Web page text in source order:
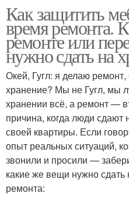
Как защитить
время ремонта.
ремонте или
нужно сдать на
Окей, Гугл: я делаю
хранение? Мы не Гугл, мы
хранении всё, а ремонт —
причина, когда люди
своей квартиры. Если
опыт реальных ситуаций,
звонили и просили —
какие же вещи нужно
ремонта: